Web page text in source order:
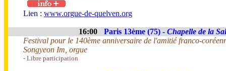
Lien : www.orgue-de-quelven.org
16:00 Paris 13ème (75) - Chapelle de la
Festival pour le 140ème anniversaire de l'amitié franco-
Songyeon Im, orgue
- Libre participation